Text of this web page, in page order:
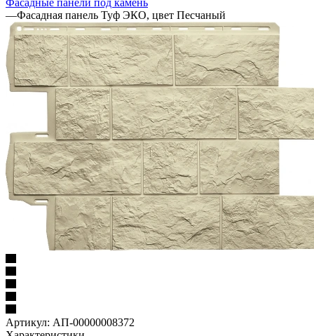
—Фасадная панель Туф ЭКО, цвет Песчаный
Артикул: АП-00000008372